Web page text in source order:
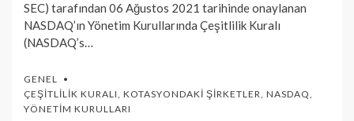
SEC) tarafından 06 Ağustos 2021 tarihinde onaylanan
NASDAQ’ın Yönetim Kurullarında Çeşitlilik Kuralı
(NASDAQ’s…
GENEL
ÇEŞITLILIK KURALI KOTASYONDAKI ŞIRKETLER NASDAQ
YÖNETIM KURULLARI